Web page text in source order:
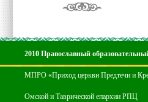
2010 Православный
МПРО «Приход церкви Предтечи и
Омской и Таврической епархии РПЦ